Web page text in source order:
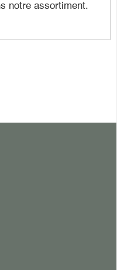
notre assortiment.